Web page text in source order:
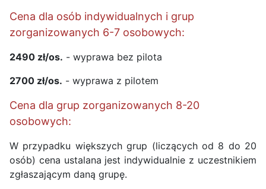
Cena dla osób indywidualnych i grup
zorganizowanych 6-7 osobowych:
2490 zł/os. - wyprawa bez pilota
2700 zł/os. - wyprawa z pilotem
Cena dla grup zorganizowanych 8-20
osobowych:
W przypadku większych grup (liczących od 8 do 20
osób) cena ustalana jest indywidualnie z uczestnikiem
zgłaszającym daną grupę.